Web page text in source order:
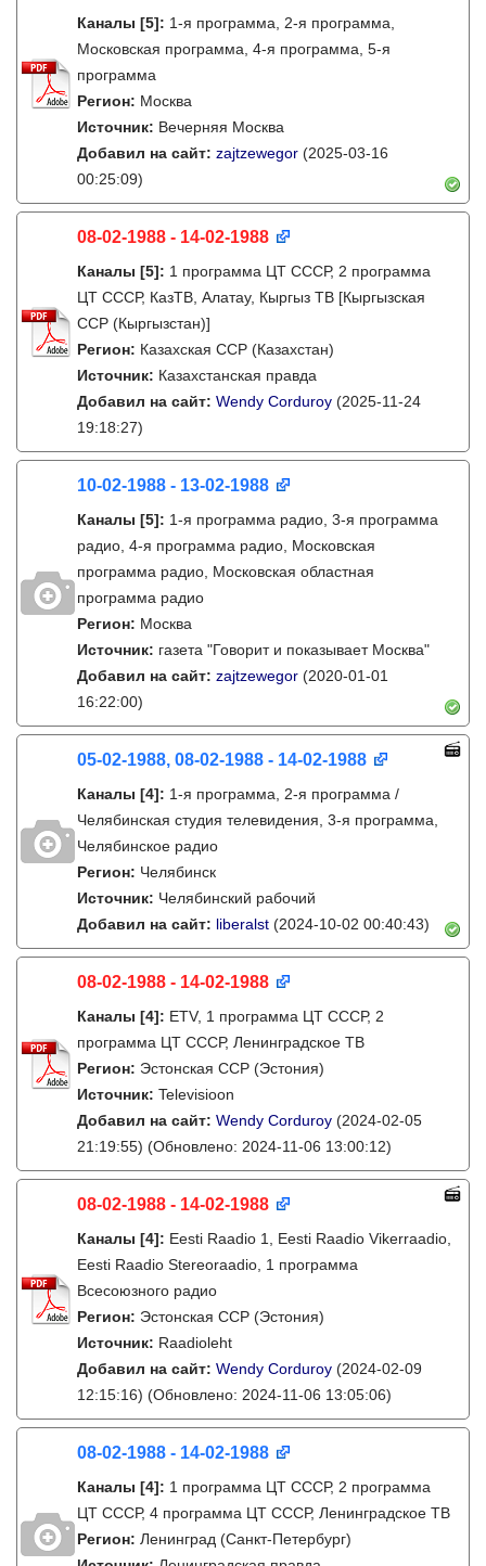
Каналы [5]: 1-я программа, 2-я программа,
Московская программа, 4-я программа, 5-я
программа
Регион: Москва
Источник: Вечерняя Москва
Добавил на сайт: zajtzewegor (2025-03-16
00:25:09)
08-02-1988 - 14-02-1988
Каналы [5]: 1 программа ЦТ СССР, 2 программа
ЦТ СССР, КазТВ, Алатау, Кыргыз ТВ [Кыргызская
ССР (Кыргызстан)]
Регион: Казахская ССР (Казахстан)
Источник: Казахстанская правда
Добавил на сайт: Wendy Corduroy (2025-11-24
19:18:27)
10-02-1988 - 13-02-1988
Каналы [5]: 1-я программа радио, 3-я программа
радио, 4-я программа радио, Московская
программа радио, Московская областная
программа радио
Регион: Москва
Источник: газета "Говорит и показывает Москва"
Добавил на сайт: zajtzewegor (2020-01-01
16:22:00)
05-02-1988, 08-02-1988 - 14-02-1988
Каналы [4]: 1-я программа, 2-я программа /
Челябинская студия телевидения, 3-я программа,
Челябинское радио
Регион: Челябинск
Источник: Челябинский рабочий
Добавил на сайт: liberalst (2024-10-02 00:40:43)
08-02-1988 - 14-02-1988
Каналы [4]: ETV, 1 программа ЦТ СССР, 2
программа ЦТ СССР, Ленинградское ТВ
Регион: Эстонская ССР (Эстония)
Источник: Televisioon
Добавил на сайт: Wendy Corduroy (2024-02-05
21:19:55) (Обновлено: 2024-11-06 13:00:12)
08-02-1988 - 14-02-1988
Каналы [4]: Eesti Raadio 1, Eesti Raadio Vikerraadio,
Eesti Raadio Stereoraadio, 1 программа
Всесоюзного радио
Регион: Эстонская ССР (Эстония)
Источник: Raadioleht
Добавил на сайт: Wendy Corduroy (2024-02-09
12:15:16) (Обновлено: 2024-11-06 13:05:06)
08-02-1988 - 14-02-1988
Каналы [4]: 1 программа ЦТ СССР, 2 программа
ЦТ СССР, 4 программа ЦТ СССР, Ленинградское ТВ
Регион: Ленинград (Санкт-Петербург)